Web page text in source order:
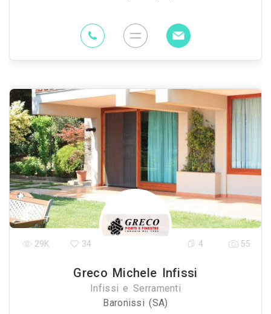
Greco Michele Infissi
Infissi e Serramenti
Baronissi (SA)
29K 34 4 55